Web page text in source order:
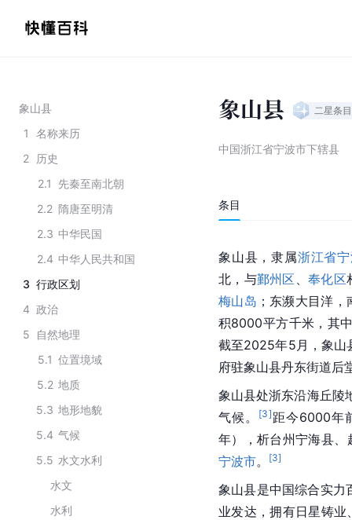
象山县
1
名称来历
2
历史
2.1
先秦至南北朝
2.2 隋唐至明清
2.3 中华民国
2.4 中华人民共和国
3 行政区划
4 政治
5
自然地理
5.1 位置境域
5.2 地质
5.3 地形地貌
5.4 气候
5.5 水文水利
水文
水利
象山县 二星条目
中国浙江省宁波市下辖县
条目
象山县，隶属浙江省
北，与鄞州区 、奉化区
梅山岛 ；东濒大目洋
积8000平方千米，其
截至2025年5月，象山
府驻象山县丹东街道后
象山县处浙东沿海丘陵
气候。
[3] 距今6000年
年），析台州宁海县、
宁波市。 [3]
象山县是中国综合实力
业发达，拥有日星铸